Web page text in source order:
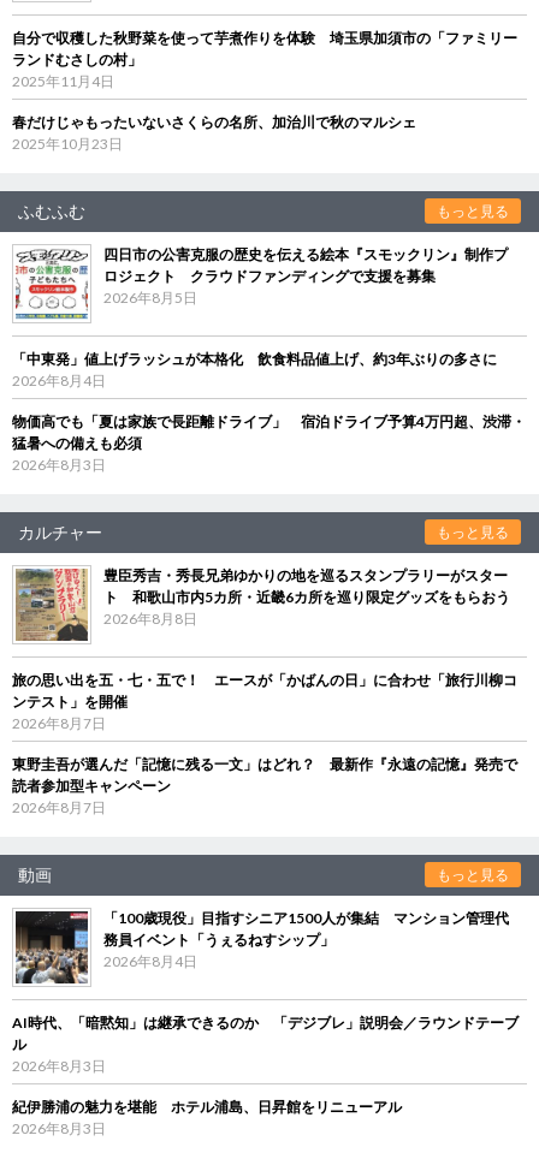
自分で収穫した秋野菜を使って芋煮作りを体験 埼玉県加須市の「ファミリー
ランドむさしの村」
2025年11月4日
春だけじゃもったいないさくらの名所、加治川で秋のマルシェ
2025年10月23日
ふむふむ もっと見る
四日市の公害克服の歴史を伝える絵本『スモックリン』制作プ
ロジェクト クラウドファンディングで支援を募集
2026年8月5日
「中東発」値上げラッシュが本格化 飲食料品値上げ、約3年ぶりの多さに
2026年8月4日
物価高でも「夏は家族で長距離ドライブ」 宿泊ドライブ予算4万円超、渋滞・
猛暑への備えも必須
2026年8月3日
カルチャー もっと見る
豊臣秀吉・秀長兄弟ゆかりの地を巡るスタンプラリーがスター
ト 和歌山市内5カ所・近畿6カ所を巡り限定グッズをもらおう
2026年8月8日
旅の思い出を五・七・五で！ エースが「かばんの日」に合わせ「旅行川柳コ
ンテスト」を開催
2026年8月7日
東野圭吾が選んだ「記憶に残る一文」はどれ？ 最新作『永遠の記憶』発売で
読者参加型キャンペーン
2026年8月7日
動画 もっと見る
「100歳現役」目指すシニア1500人が集結 マンション管理代
務員イベント「うぇるねすシップ」
2026年8月4日
AI時代、「暗黙知」は継承できるのか 「デジブレ」説明会／ラウンドテーブ
ル
2026年8月3日
紀伊勝浦の魅力を堪能 ホテル浦島、日昇館をリニューアル
2026年8月3日